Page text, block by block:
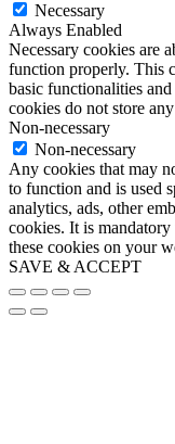
Necessary
Always Enabled
Necessary cookies are
function properly. This
basic functionalities
cookies do not store
Non-necessary
Non-necessary
Any cookies that may
to function and is used
analytics, ads, other
cookies. It is
these cookies on your
SAVE & ACCEPT